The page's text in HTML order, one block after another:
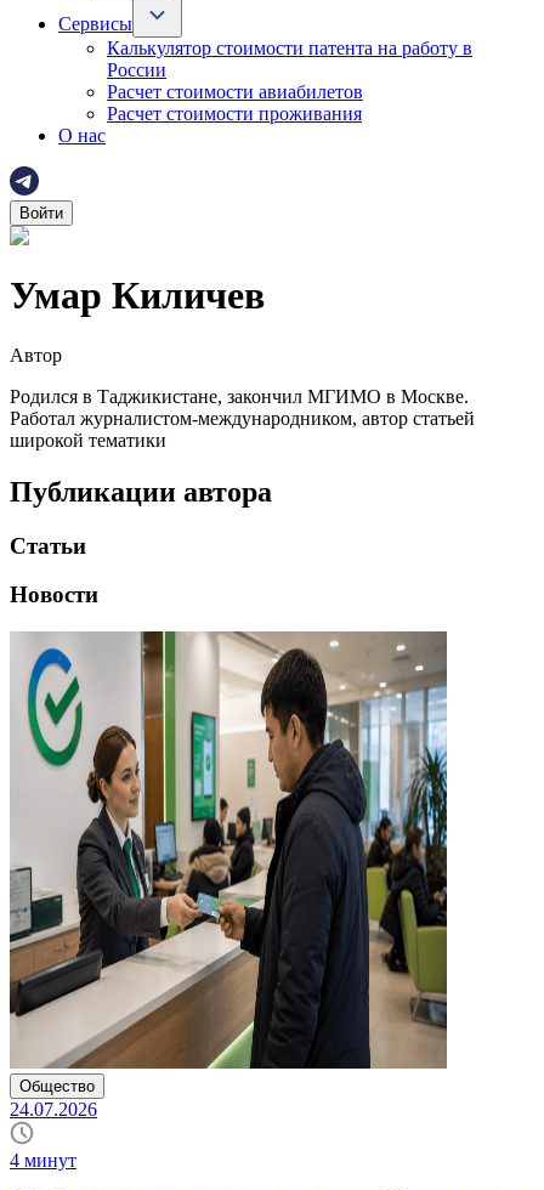
Сервисы
Калькулятор стоимости патента на работу в
России
Расчет стоимости авиабилетов
Расчет стоимости проживания
О нас
Войти
Умар Киличев
Автор
Родился в Таджикистане, закончил МГИМО в Москве.
Работал журналистом-международником, автор статьей
широкой тематики
Публикации автора
Статьи
Новости
Общество
24.07.2026
4 минут